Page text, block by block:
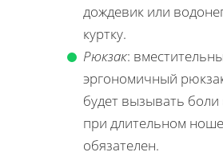
дождевик или
куртку.
Рюкзак:
эргономичный
будет вызывать
при длительном
обязателен.